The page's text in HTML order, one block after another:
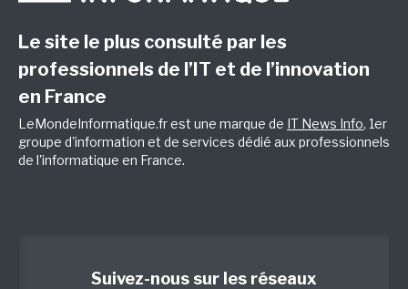
Le site le plus consulté par les
professionnels de l’IT et de l’innovation
en France
LeMondeInformatique.fr est une marque de IT News Info, 1er
groupe d'information et de services dédié aux professionnels
de l'informatique en France.
Suivez-nous sur les réseaux